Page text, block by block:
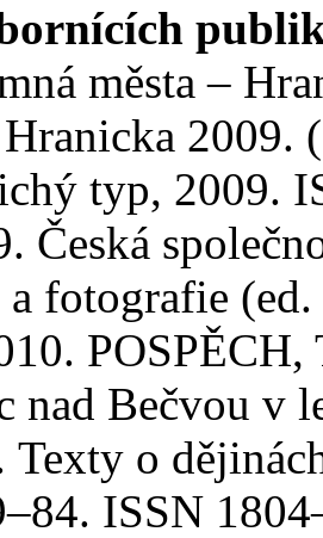
města –
2009.
typ, 2009.
Česká
fotografie
nad Bečvou v
Texty o
ISSN